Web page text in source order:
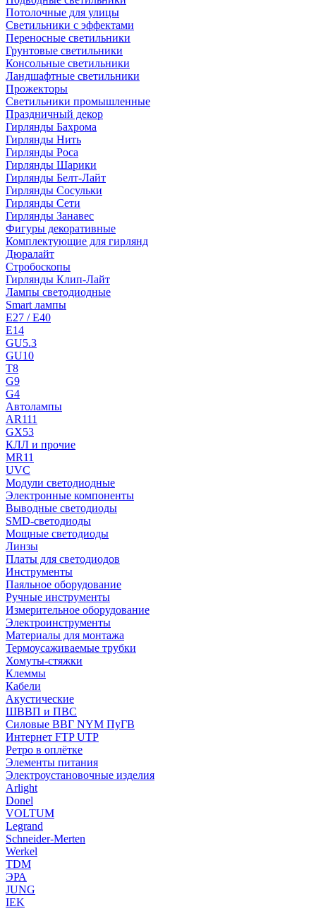
Потолочные для улицы
Светильники с эффектами
Переносные светильники
Грунтовые светильники
Консольные светильники
Ландшафтные светильники
Прожекторы
Светильники промышленные
Праздничный декор
Гирлянды Бахрома
Гирлянды Нить
Гирлянды Роса
Гирлянды Шарики
Гирлянды Белт-Лайт
Гирлянды Сосульки
Гирлянды Сети
Гирлянды Занавес
Фигуры декоративные
Комплектующие для гирлянд
Дюралайт
Стробоскопы
Гирлянды Клип-Лайт
Лампы светодиодные
Smart лампы
E27 / E40
E14
GU5.3
GU10
T8
G9
G4
Автолампы
AR111
GX53
КЛЛ и прочие
MR11
UVC
Модули светодиодные
Электронные компоненты
Выводные светодиоды
SMD-светодиоды
Мощные светодиоды
Линзы
Платы для светодиодов
Инструменты
Паяльное оборудование
Ручные инструменты
Измерительное оборудование
Электроинструменты
Материалы для монтажа
Термоусаживаемые трубки
Хомуты-стяжки
Клеммы
Кабели
Акустические
ШВВП и ПВС
Силовые ВВГ NYM ПуГВ
Интернет FTP UTP
Ретро в оплётке
Элементы питания
Электроустановочные изделия
Arlight
Donel
VOLTUM
Legrand
Schneider-Merten
Werkel
TDM
ЭРА
JUNG
IEK